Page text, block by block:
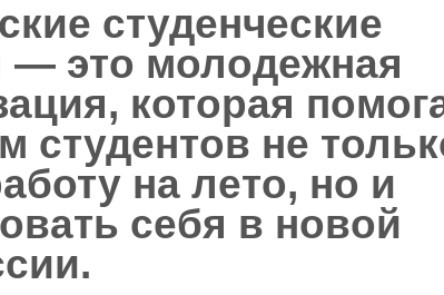
студенческие
— это молодежная
которая
студентов не
на лето, но и
себя в новой